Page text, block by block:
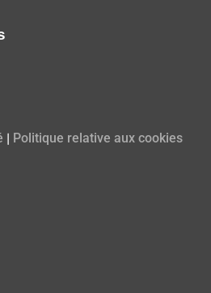
| Politique relative aux cookies